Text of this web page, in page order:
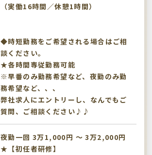
（実働16時間／休憩1時間）
◆時短勤務をご希望される場合はご相
談ください。
★各時間専従勤務可能
※早番のみ勤務希望など、夜勤のみ勤
務希望など、、、
弊社求人にエントリーし、なんでもご
質問、ご相談ください♪♪
夜勤一回 3万1,000円 〜 3万2,000円
★【初任者研修】